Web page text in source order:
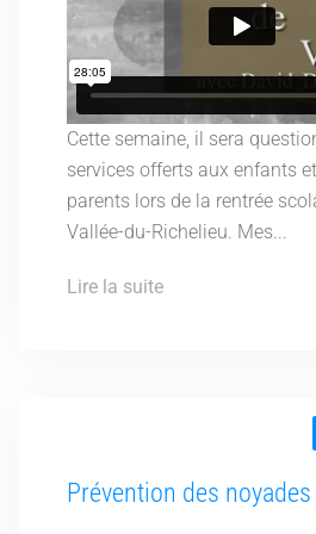
Cette semaine, il sera
services offerts aux enfants
parents lors de la rentrée
Vallée-du-Richelieu. Mes...
Lire la suite
Prévention des noyades